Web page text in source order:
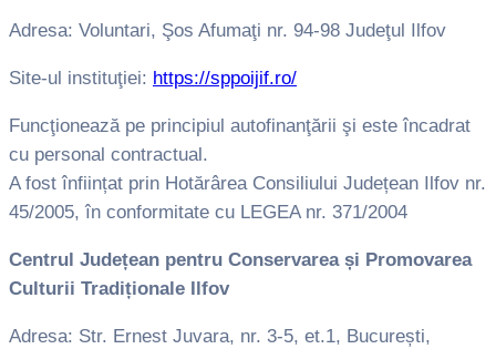
Adresa: Voluntari, Şos Afumaţi nr. 94-98 Judeţul Ilfov
Site-ul instituţiei: https://sppoijif.ro/
Funcţionează pe principiul autofinanţării şi este încadrat
cu personal contractual.
A fost înființat prin Hotărârea Consiliului Județean Ilfov nr.
45/2005, în conformitate cu LEGEA nr. 371/2004
Centrul Județean pentru Conservarea și Promovarea
Culturii Tradiționale Ilfov
Adresa: Str. Ernest Juvara, nr. 3-5, et.1, București,